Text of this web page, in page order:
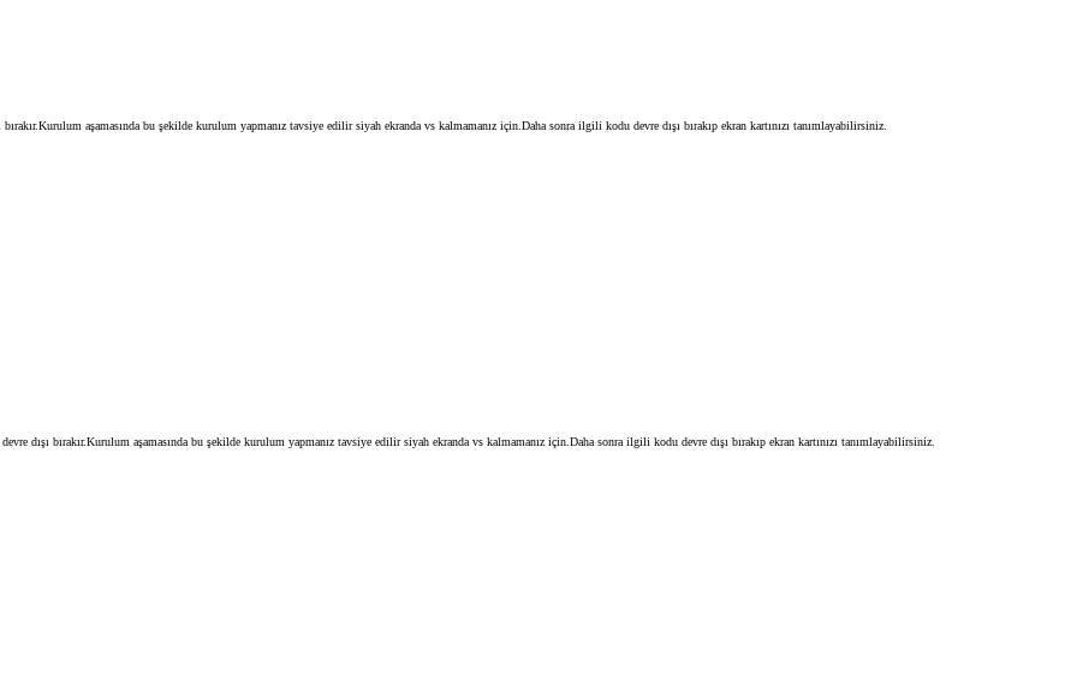
aşamasında bu şekilde kurulum yapmanız tavsiye edilir siyah ekranda vs kalmamanız için.Daha sonra ilgili kodu devre dışı bırakıp ekran kartınızı tanımlayabilirsiniz.
dışı bırakır.Kurulum aşamasında bu şekilde kurulum yapmanız tavsiye edilir siyah ekranda vs kalmamanız için.Daha sonra ilgili kodu devre dışı bırakıp ekran kartınızı tanımlayabilirsiniz.